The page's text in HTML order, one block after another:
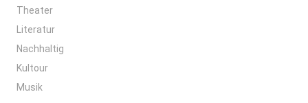
Theater
Literatur
Nachhaltig
Kultour
Musik